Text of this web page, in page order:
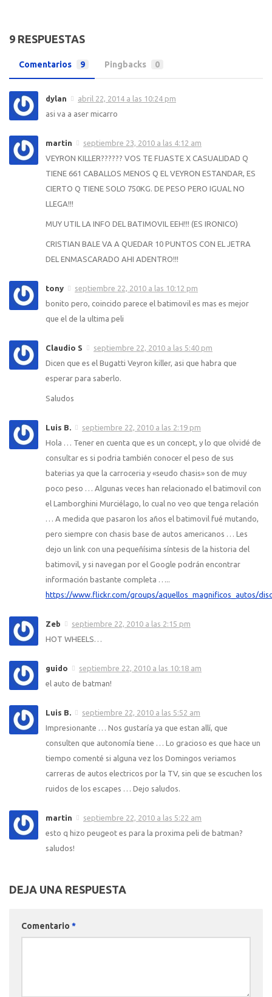
9 RESPUESTAS
Comentarios 9 Pingbacks 0
dylan
abril 22, 2014 a las 10:24 pm
asi va a aser micarro
martin
septiembre 23, 2010 a las 4:12 am
VEYRON KILLER?????? VOS TE FIJASTE X CASUALIDAD Q
TIENE 661 CABALLOS MENOS Q EL VEYRON ESTANDAR, ES
CIERTO Q TIENE SOLO 750KG. DE PESO PERO IGUAL NO
LLEGA!!!
MUY UTIL LA INFO DEL BATIMOVIL EEH!!! (ES IRONICO)
CRISTIAN BALE VA A QUEDAR 10 PUNTOS CON EL JETRA
DEL ENMASCARADO AHI ADENTRO!!!
tony
septiembre 22, 2010 a las 10:12 pm
bonito pero, coincido parece el batimovil es mas es mejor
que el de la ultima peli
Claudio S
septiembre 22, 2010 a las 5:40 pm
Dicen que es el Bugatti Veyron killer, asi que habra que
esperar para saberlo.
Saludos
Luis B.
septiembre 22, 2010 a las 2:19 pm
Hola … Tener en cuenta que es un concept, y lo que olvidé de
consultar es si podria también conocer el peso de sus
baterias ya que la carroceria y «seudo chasis» son de muy
poco peso … Algunas veces han relacionado el batimovil con
el Lamborghini Murciélago, lo cual no veo que tenga relación
… A medida que pasaron los años el batimovil fué mutando,
pero siempre con chasis base de autos americanos … Les
dejo un link con una pequeñísima síntesis de la historia del
batimovil, y si navegan por el Google podrán encontrar
información bastante completa …..
https://www.flickr.com/groups/aquellos_magnificos_autos/
Zeb
septiembre 22, 2010 a las 2:15 pm
HOT WHEELS…
guido
septiembre 22, 2010 a las 10:18 am
el auto de batman!
Luis B.
septiembre 22, 2010 a las 5:52 am
Impresionante … Nos gustaría ya que estan allí, que
consulten que autonomía tiene … Lo gracioso es que hace un
tiempo comenté si alguna vez los Domingos veriamos
carreras de autos electricos por la TV, sin que se escuchen los
ruidos de los escapes … Dejo saludos.
martin
septiembre 22, 2010 a las 5:22 am
esto q hizo peugeot es para la proxima peli de batman?
saludos!
DEJA UNA RESPUESTA
Comentario *